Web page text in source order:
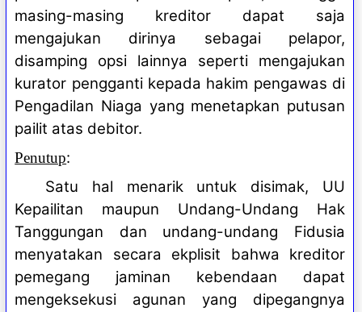
masing-masing kreditor dapat saja
mengajukan dirinya sebagai pelapor,
disamping opsi lainnya seperti mengajukan
kurator pengganti kepada hakim pengawas di
Pengadilan Niaga yang menetapkan putusan
pailit atas debitor.
Penutup:
Satu hal menarik untuk disimak, UU
Kepailitan maupun Undang-Undang Hak
Tanggungan dan undang-undang Fidusia
menyatakan secara ekplisit bahwa kreditor
pemegang jaminan kebendaan dapat
mengeksekusi agunan yang dipegangnya